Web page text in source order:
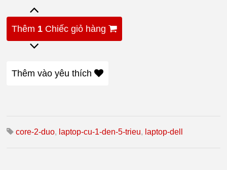
Thêm 1 Chiếc giỏ hàng
Thêm vào yêu thích
core-2-duo, laptop-cu-1-den-5-trieu, laptop-dell